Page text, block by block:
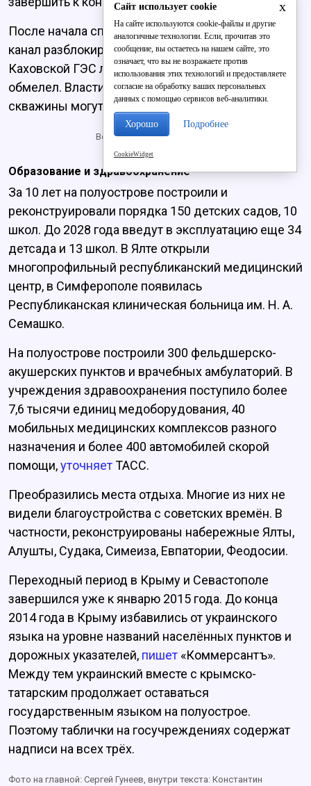
После начала спецоперации Северо-Крымский
канал разблокировали, но из-за разрушения
Каховской ГЭС летом 2023 года канал снова
обмелел. Власти Крыма не исключают, что
скважины могут понадобиться вновь.
Водозабор на реке Бельбек
Образование и здравоохранение
За 10 лет на полуострове построили и
реконструировали порядка 150 детских садов, 10
школ. До 2028 года введут в эксплуатацию еще 34
детсада и 13 школ. В Ялте открыли
многопрофильный республиканский медицинский
центр, в Симферополе появилась
Республиканская клиническая больница им. Н. А.
Семашко.
На полуострове построили 300 фельдшерско-
акушерских пунктов и врачебных амбулаторий. В
учреждения здравоохранения поступило более
7,6 тысячи единиц медоборудования, 40
мобильных медицинских комплексов разного
назначения и более 400 автомобилей скорой
помощи,уточняетТАСС.
Преобразились места отдыха. Многие из них не
видели благоустройства с советских времён. В
частности, реконструированы набережные Ялты,
Алушты, Судака, Симеиза, Евпатории, Феодосии.
Переходный период в Крыму и Севастополе
завершился уже к январю 2015 года. До конца
2014 года в Крыму избавились от украинского
языка на уровне названий населённых пунктов и
дорожных указателей, пишет «Коммерсантъ».
Между тем украинский вместе с крымско-
татарским продолжает оставаться
государственным языком на полуострое.
Поэтому таблички на госучреждениях содержат
надписи на всех трёх.
Фото на главной: Сергей Гунеев, внутри текста: Константин
x
Сайт использует cookie
На сайте используются cookie-файлы и другие
аналогичные технологии. Если, прочитав это
сообщение, вы остаетесь на нашем сайте, это
означает, что вы не возражаете против
использования этих технологий и предоставляете
согласие на обработку ваших персональных
данных с помощью сервисов веб-аналитики.
Хорошо Подробнее
CookieWidget